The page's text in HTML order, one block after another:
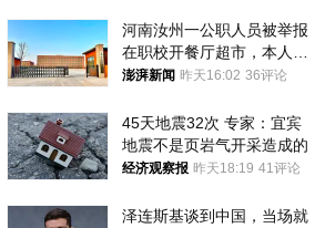
河南汝州一公职人员被举报
在职校开餐厅超市，本人回
应称“是给别人帮忙”
澎湃新闻 昨天16:02 36评论
45天地震32次 专家：宜宾
地震不是页岩气开采造成的
经济观察报 昨天18:19 41评论
泽连斯基谈到中国，当场就